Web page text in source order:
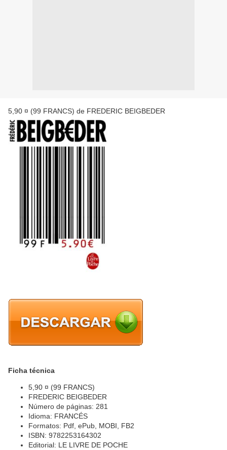
5,90 ¤ (99 FRANCS) de FREDERIC BEIGBEDER
Ficha técnica
5,90 ¤ (99 FRANCS)
FREDERIC BEIGBEDER
Número de páginas: 281
Idioma: FRANCÉS
Formatos: Pdf, ePub, MOBI, FB2
ISBN: 9782253164302
Editorial: LE LIVRE DE POCHE